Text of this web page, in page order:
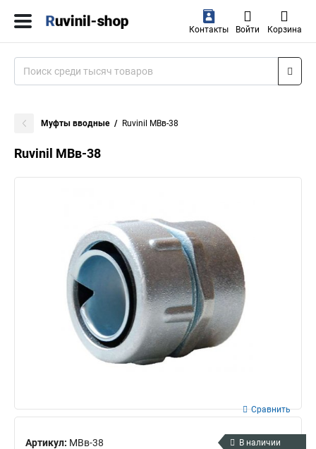
Контакты Войти Корзина
Муфты вводные Ruvinil МВв-38
Ruvinil МВв-38
Артикул: МВв-38
Сравнить
В наличии